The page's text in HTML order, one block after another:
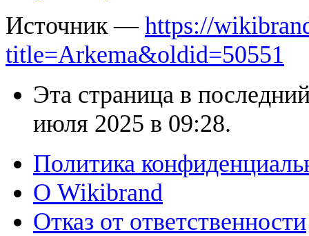
Источник — https://
title=Arkema&oldid=50551
Эта страница в
июля 2025 в 09:28.
Политика
О Wikibrand
Отказ от ответственности